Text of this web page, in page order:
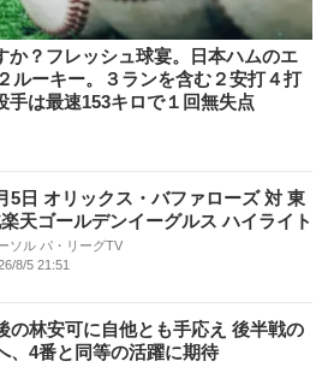
か？フレッシュ球宴。日本ハムのエ
ルーキー。３ランを含む２安打４打
手は最速153キロで１回無失点
5日 オリックス・バファローズ 対 東
天ゴールデンイーグルス ハイライト
ソル パ・リーグTV
8/5 21:51
の林安可に自他とも手応え 後半戦の
、4番と同等の活躍に期待